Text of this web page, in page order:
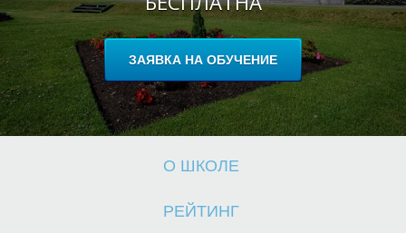
ЗАЯВКА НА ОБУЧЕНИЕ
О ШКОЛЕ
РЕЙТИНГ